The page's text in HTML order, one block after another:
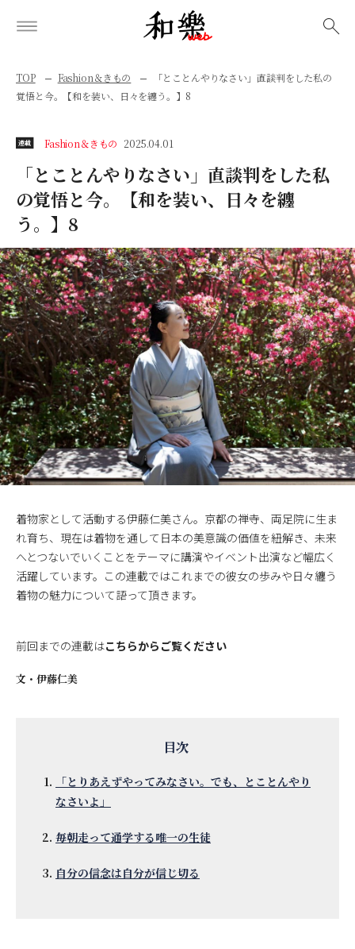
TOP Fashion＆きもの
「とことんやりなさい」直談判をした私の
覚悟と今。【和を装い、日々を纏う。】8
連載 Fashion＆きもの 2025.04.01
「とことんやりなさい」直談判をした私
の覚悟と今。【和を装い、日々を纏
う。】8
着物家として活動する伊藤仁美さん。京都の禅寺、両足院に生ま
れ育ち、現在は着物を通して日本の美意識の価値を紐解き、未来
へとつないでいくことをテーマに講演やイベント出演など幅広く
活躍しています。この連載ではこれまでの彼女の歩みや日々纏う
着物の魅力について語って頂きます。
前回までの連載はこちらからご覧ください
文・ 伊藤仁美
「とりあえずやってみなさい。でも、とことんやり
なさいよ」
毎朝走って通学する唯一の生徒
自分の信念は自分が信じ切る